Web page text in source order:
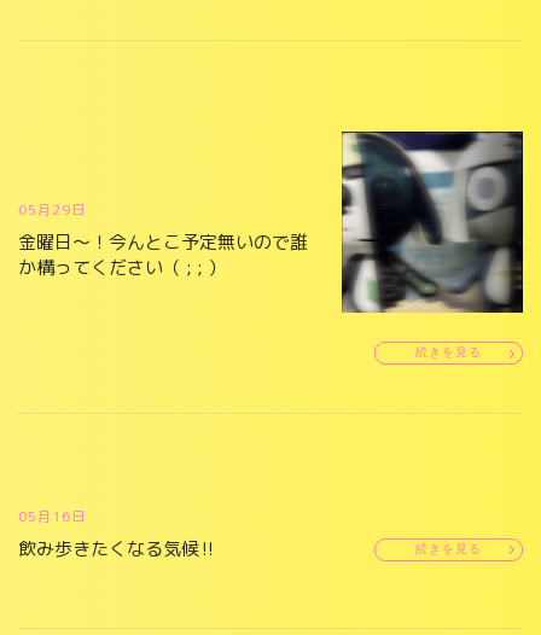
05月29日
金曜日〜！今んとこ予定無いので誰
か構ってください（ ; ; ）
続きを見る
05月16日
飲み歩きたくなる気候‼️ 続きを見る